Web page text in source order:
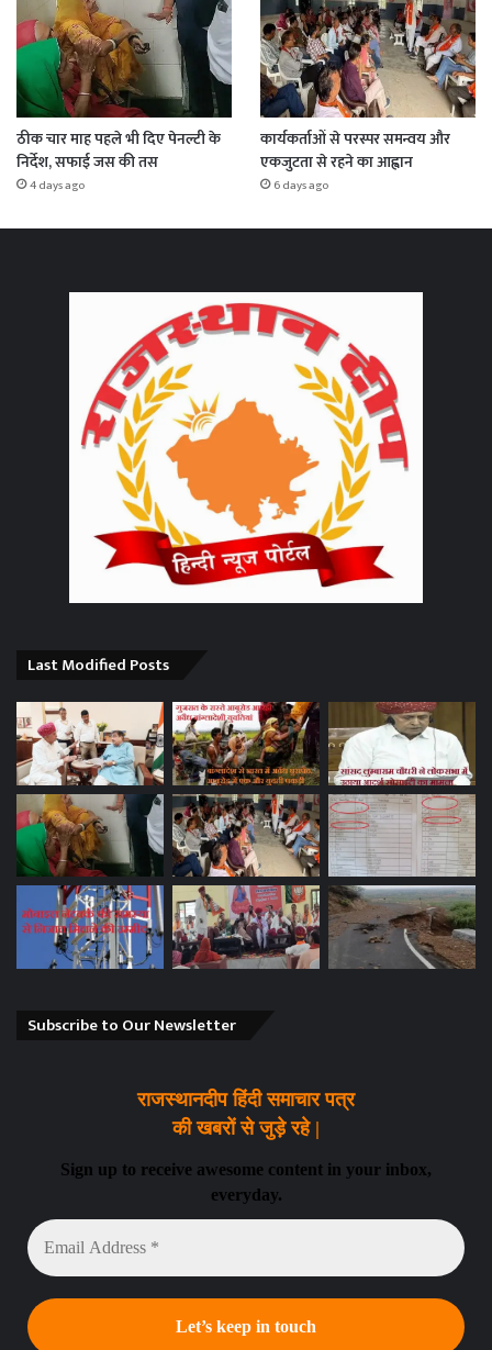
ठीक चार माह पहले भी दिए पेनल्टी के
निर्देश, सफाई जस की तस
4 days ago
कार्यकर्ताओं से परस्पर समन्वय और
एकजुटता से रहने का आह्वान
6 days ago
Last Modified Posts
Subscribe to Our Newsletter
राजस्थानदीप हिंदी समाचार पत्र
की खबरों से जुड़े रहे |
Sign up to receive awesome content in your inbox,
everyday.
Email
Address
*